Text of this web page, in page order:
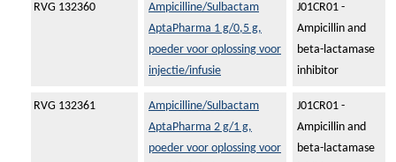
RVG 132360
Ampicilline/Sulbactam
AptaPharma 1 g/0,5 g,
poeder voor oplossing voor
injectie/infusie
J01CR01 -
Ampicillin and
beta-lactamase
inhibitor
RVG 132361
Ampicilline/Sulbactam
AptaPharma 2 g/1 g,
poeder voor oplossing voor
J01CR01 -
Ampicillin and
beta-lactamase